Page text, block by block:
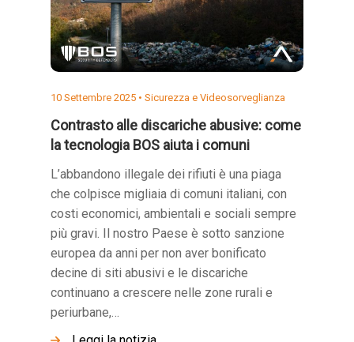
10 Settembre 2025 • Sicurezza e Videosorveglianza
Contrasto alle discariche abusive: come
la tecnologia BOS aiuta i comuni
L’abbandono illegale dei rifiuti è una piaga
che colpisce migliaia di comuni italiani, con
costi economici, ambientali e sociali sempre
più gravi. Il nostro Paese è sotto sanzione
europea da anni per non aver bonificato
decine di siti abusivi e le discariche
continuano a crescere nelle zone rurali e
periurbane,…